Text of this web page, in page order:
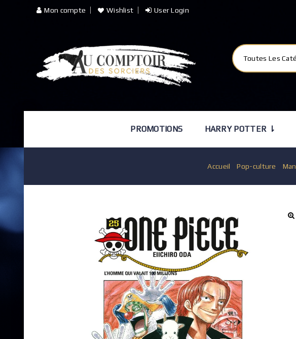
Mon compte Wishlist User Login
Toutes Les
PROMOTIONS HARRY POTTER ⇂
Accueil /Pop-culture